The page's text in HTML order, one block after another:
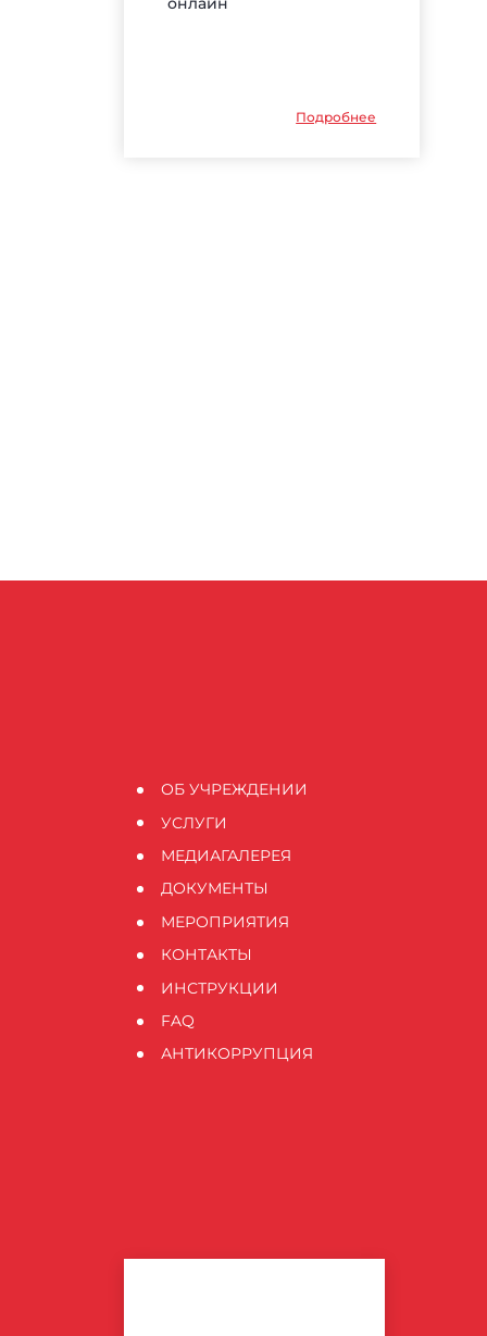
Подробнее
ОБ УЧРЕЖДЕНИИ
УСЛУГИ
МЕДИАГАЛЕРЕЯ
ДОКУМЕНТЫ
МЕРОПРИЯТИЯ
КОНТАКТЫ
ИНСТРУКЦИИ
FAQ
АНТИКОРРУПЦИЯ